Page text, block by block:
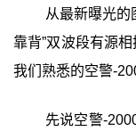
从最新曝光的
靠背”双波段有源
我们熟悉的空警-
先说空警-